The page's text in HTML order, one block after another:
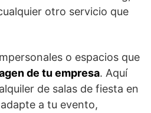
otro servicio que
o espacios que
de tu empresa. Aquí
de salas de fiesta en
a tu evento,